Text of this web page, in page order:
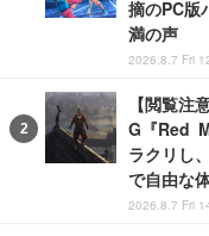
摘のPC版
満の声
2026.8.7 Fri
【閲覧注
G『Red
ラクリし
で自由な
2026.8.7 Fri